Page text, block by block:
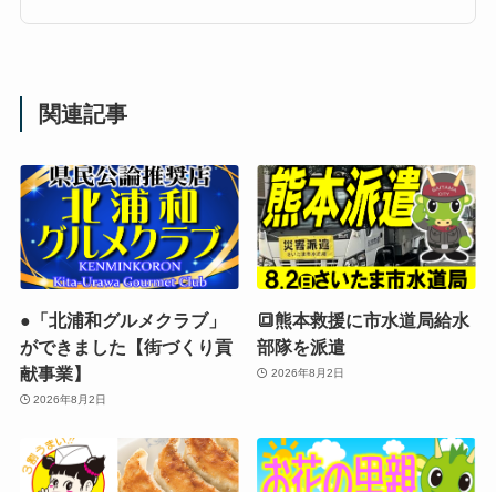
関連記事
●「北浦和グルメクラブ」
ができました【街づくり貢
献事業】
2026年8月2日
🔳熊本救援に市水道局給水
部隊を派遣
2026年8月2日